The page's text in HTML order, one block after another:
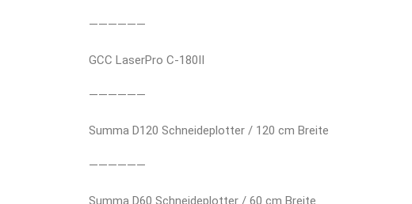
——————
GCC LaserPro C-180II
——————
Summa D120 Schneideplotter / 120 cm Breite
——————
Summa D60 Schneideplotter / 60 cm Breite